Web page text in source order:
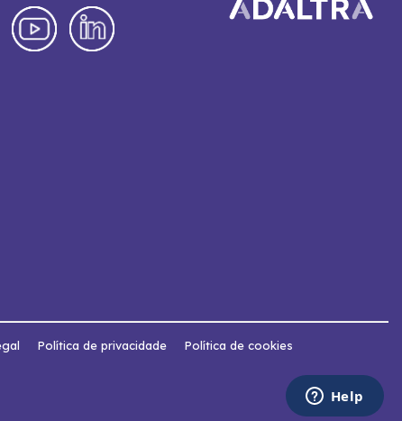
Política de privacidade Política de cookies